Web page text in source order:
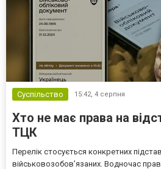
Суспільство 15:42, 4 серпня
Хто не має права на
ТЦК
Перелік стосується конкретних
військовозобов’язаних. Водночас